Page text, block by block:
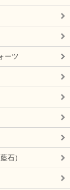
ーツ
石）